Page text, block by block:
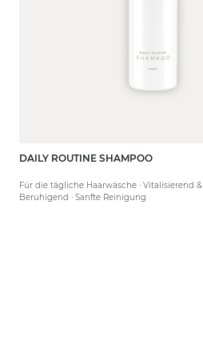
250 ml
DAILY ROUTINE SHAMPOO
Für die tägliche Haarwäsche · Vitalisierend &
Beruhigend · Sanfte Reinigung